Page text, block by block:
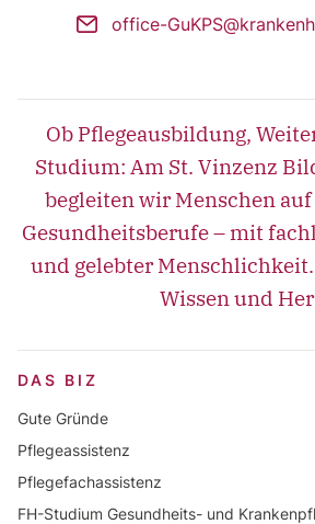
mail office-
Ob Pflegeausbildung,
Studium: Am St. Vinzenz
begleiten wir Menschen
Gesundheitsberufe – mit
und gelebter
Wissen und
DAS BIZ
Gute Gründe
Pflegeassistenz
Pflegefachassistenz
FH-Studium Gesundheits- und